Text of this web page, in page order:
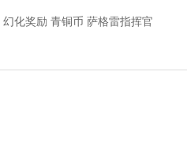
幻化奖励 青铜币 萨格雷指挥官